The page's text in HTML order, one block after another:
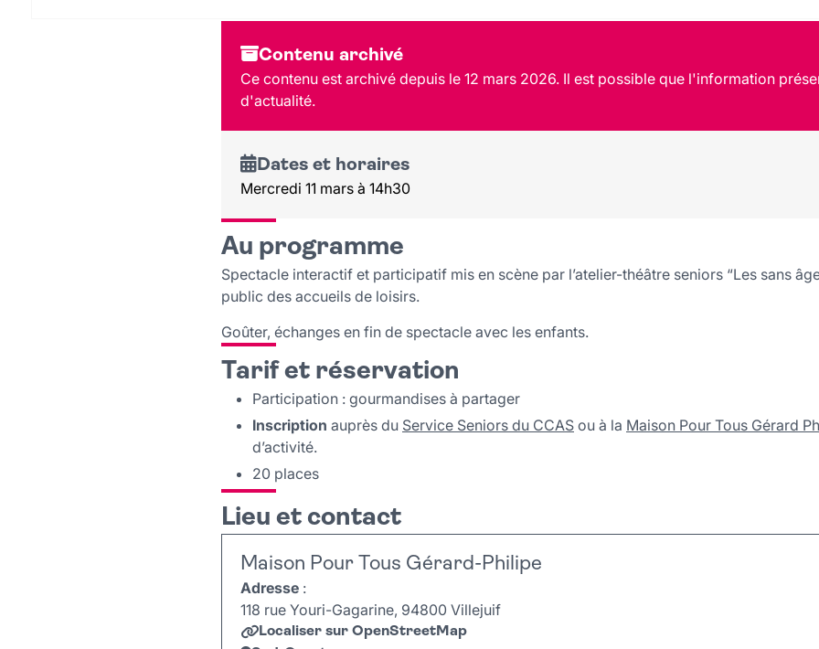
Contenu archivé
Ce contenu est archivé depuis le 12 mars 2026. Il est possible que l'information
d'actualité.
Dates et horaires
Mercredi 11 mars à 14h30
Au programme
Spectacle interactif et participatif mis en scène par l’atelier-théâtre seniors “Les sans
public des accueils de loisirs.
Goûter, échanges en fin de spectacle avec les enfants.
Tarif et réservation
Participation : gourmandises à partager
Inscription auprès du Service Seniors du CCAS ou à la Maison Pour Tous Gérard
d’activité.
20 places
Lieu et contact
Maison Pour Tous Gérard-Philipe
Adresse :
118 rue Youri-Gagarine, 94800 Villejuif
Localiser sur OpenStreetMap